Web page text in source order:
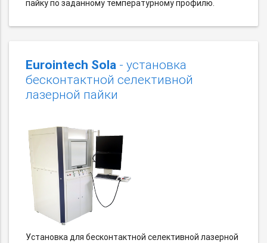
пайку по заданному температурному профилю.
Eurointech Sola - установка
бесконтактной селективной
лазерной пайки
Установка для бесконтактной селективной лазерной